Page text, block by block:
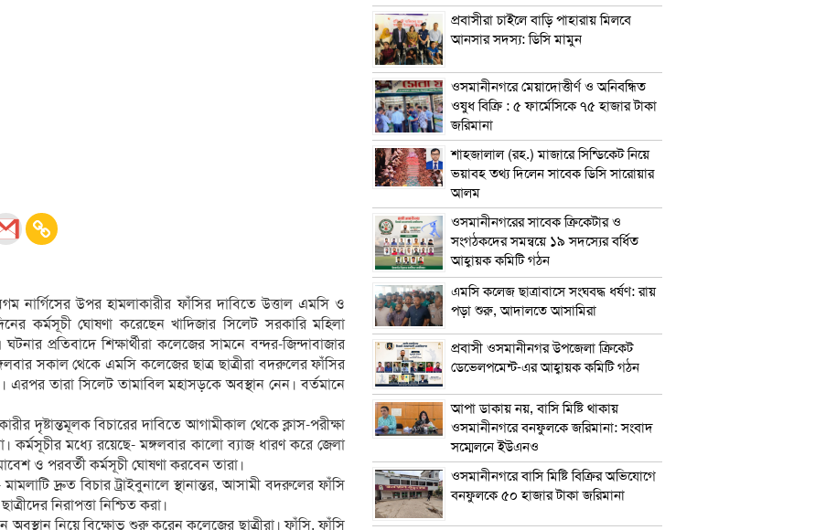
নার্গিসের উপর হামলাকারীর ফাঁসির দাবিতে উত্তাল এমসি ও
কর্মসূচী ঘোষণা করেছেন খাদিজার সিলেট সরকারি মহিলা
প্রতিবাদে শিক্ষার্থীরা কলেজের সামনে বন্দর-জিন্দাবাজার
সকাল থেকে এমসি কলেজের ছাত্র ছাত্রীরা বদরুলের ফাঁসির
এরপর তারা সিলেট তামাবিল মহাসড়কে অবস্থান নেন। বর্তমানে
দৃষ্টান্তমূলক বিচারের দাবিতে আগামীকাল থেকে ক্লাস-পরীক্ষা
কর্মসূচীর মধ্যে রয়েছে- মঙ্গলবার কালো ব্যাজ ধারণ করে জেলা
ও পরবর্তী কর্মসূচী ঘোষণা করবেন তারা।
দ্রুত বিচার ট্রাইবুনালে স্থানান্তর, আসামী বদরুলের ফাঁসি
নিরাপত্তা নিশ্চিত করা।
নিয়ে বিক্ষোভ শুরু করেন কলেজের ছাত্রীরা। ফাঁসি, ফাঁসি
প্রবাসীরা চাইলে বাড়ি পাহারায় মিলবে
আনসার সদস্য: ডিসি মামুন
ওসমানীনগরে মেয়াদোত্তীর্ণ ও অনিবন্ধিত
ওষুধ বিক্রি : ৫ ফার্মেসিকে ৭৫ হাজার টাকা
জরিমানা
শাহজালাল (রহ.) মাজারে সিন্ডিকেট নিয়ে
ভয়াবহ তথ্য দিলেন সাবেক ডিসি সারোয়ার
আলম
ওসমানীনগরের সাবেক ক্রিকেটার ও
সংগঠকদের সমন্বয়ে ১৯ সদস্যের বর্ধিত
আহ্বায়ক কমিটি গঠন
এম‌সি কলেজ ছাত্রাবাসে সংঘবদ্ধ ধর্ষণ: রায়
পড়া শুরু, আদালতে আসামিরা
প্রবাসী ওসমানীনগর উপজেলা ক্রিকেট
ডেভেলপমেন্ট-এর আহ্বায়ক কমিটি গঠন
আপা ডাকায় নয়, বাসি মিষ্টি থাকায়
ওসমানীনগরে বনফুলকে জরিমানা: সংবাদ
সম্মেলনে ইউএনও
ওসমানীনগরে বাসি মিষ্টি বিক্রির অভিযোগে
বনফুলকে ৫০ হাজার টাকা জরিমানা